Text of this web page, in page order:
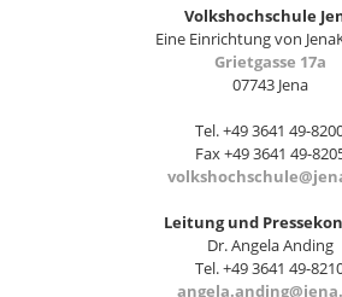
Volkshochschule
Eine Einrichtung von
Grietgasse 17a
07743 Jena
Tel. +49 3641 49-
Fax +49 3641 49-
Leitung und
Dr. Angela Anding
Tel. +49 3641 49-